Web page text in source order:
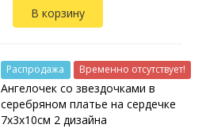
В корзину
Распродажа Временно отсутствует!
Ангелочек со звездочками в
серебряном платье на сердечке
7х3х10см 2 дизайна